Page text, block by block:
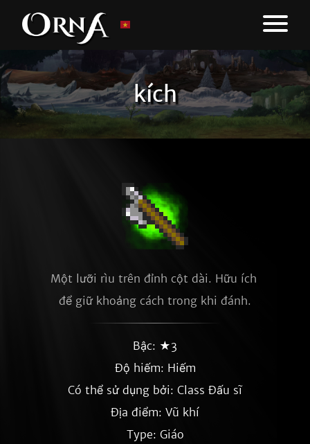
kích
Một lưỡi rìu trên đỉnh cột dài. Hữu ích
để giữ khoảng cách trong khi đánh.
Bậc: ★3
Độ hiếm: Hiếm
Có thể sử dụng bởi: Class Đấu sĩ
Địa điểm: Vũ khí
Type: Giáo